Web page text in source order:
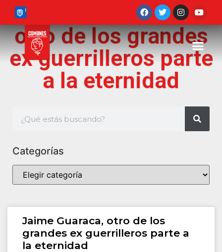
otro de los grandes
ex guerrilleros parte
a la eternidad
Categorías
Jaime Guaraca, otro de los
grandes ex guerrilleros parte a
la eternidad